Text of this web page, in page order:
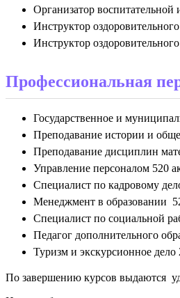
Организатор
Инструктор
Инструктор
Профессиональная
Государственное и
Преподавание истории и
Преподавание дисциплин
Управление персоналом 520
Специалист по кадровому
Менеджмент в образовании
Специалист по социальной
Педагог дополнительного
Туризм и экскурсионное дело
По завершению курсов выдаются